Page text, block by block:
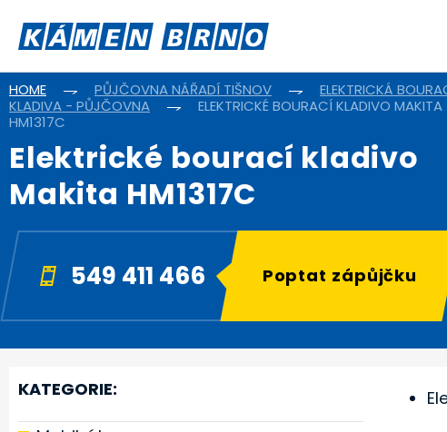
HOME PŮJČOVNA NÁŘADÍ TIŠNOV
ELEKTRICKÁ
KLADIVA - PŮJČOVNA
ELEKTRICKÉ BOURACÍ KLADIVO MAKITA
HM1317C
Elektrické bourací kladivo
Makita HM1317C
549 411 466 Poptat zápůjčku
KATEGORIE: